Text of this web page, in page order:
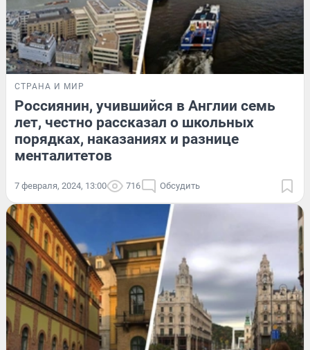
СТРАНА И МИР
Россиянин, учившийся в Англии семь
лет, честно рассказал о школьных
порядках, наказаниях и разнице
менталитетов
7 февраля, 2024, 13:00 716 Обсудить